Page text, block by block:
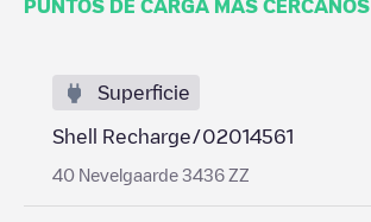
PUNTOS DE CARGA MÁS CERCANOS
Superficie
Shell Recharge/02014561
40 Nevelgaarde 3436 ZZ